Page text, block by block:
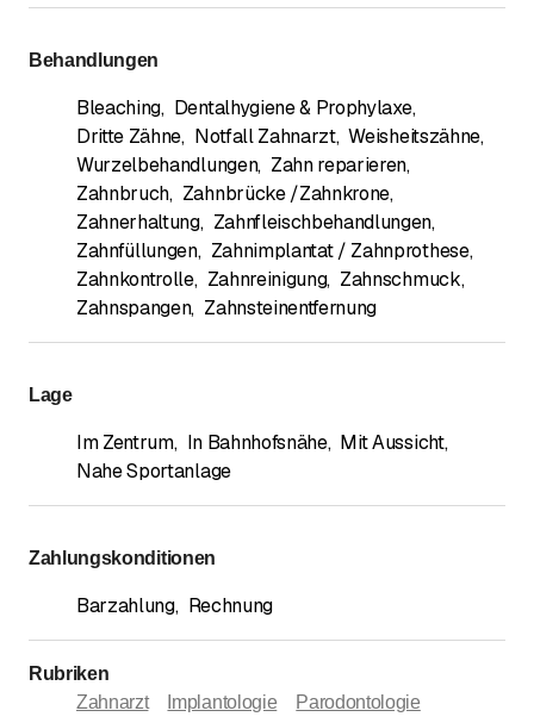
Behandlungen
Bleaching, Dentalhygiene & Prophylaxe,
Dritte Zähne, Notfall Zahnarzt, Weisheitszähne,
Wurzelbehandlungen, Zahn reparieren,
Zahnbruch, Zahnbrücke /Zahnkrone,
Zahnerhaltung, Zahnfleischbehandlungen,
Zahnfüllungen, Zahnimplantat / Zahnprothese,
Zahnkontrolle, Zahnreinigung, Zahnschmuck,
Zahnspangen, Zahnsteinentfernung
Lage
Im Zentrum, In Bahnhofsnähe, Mit Aussicht,
Nahe Sportanlage
Zahlungskonditionen
Barzahlung, Rechnung
Rubriken
Zahnarzt
Implantologie
Parodontologie